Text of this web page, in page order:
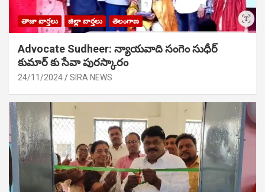
తాజా వార్తలు జిల్లా వార్తలు తెలంగాణ
Advocate Sudheer: న్యాయవాది సంగెం సుధీర్
కుమార్ కు సేవా పురస్కారం
24/11/2024 SIRA NEWS